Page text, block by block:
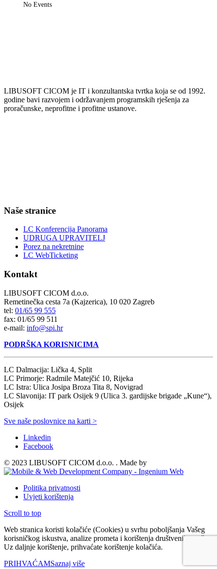
No Events
LIBUSOFT CICOM je IT i konzultantska tvrtka koja se od 1992.
godine bavi razvojem i održavanjem programskih rješenja za
proračunske, neprofitne i profitne ustanove.
Naše stranice
LC Konferencija Panorama
UDRUGA UPRAVITELJ
Porez na nekretnine
LC WebTicketing
Kontakt
LIBUSOFT CICOM d.o.o.
Remetinečka cesta 7a (Kajzerica), 10 020 Zagreb
tel: 01/65 99 555
fax: 01/65 99 511
e-mail: info@spi.hr
PODRŠKA KORISNICIMA
LC Dalmacija: Lička 4, Split
LC Primorje: Radmile Matejčić 10, Rijeka
LC Istra: Ulica Josipa Broza Tita 8, Novigrad
LC Slavonija: IT park Osijek 9 (Ulica 3. gardijske brigade „Kune“),
Osijek
Sve naše poslovnice na karti >
Linkedin
Facebook
© 2023 LIBUSOFT CICOM d.o.o. . Made by
Politika privatnosti
Uvjeti korištenja
Scroll to top
Web stranica koristi kolačiće (Cookies) u svrhu poboljšanja Vašeg
korisničkog iskustva, analize prometa i korištenja društvenih mreža.
Uz daljnje korištenje, prihvaćate korištenje kolačića.
PRIHVAĆAMSaznaj više